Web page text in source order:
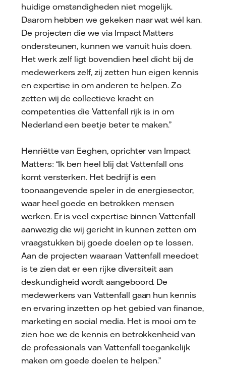
huidige omstandigheden niet mogelijk.
Daarom hebben we gekeken naar wat wél kan.
De projecten die we via Impact Matters
ondersteunen, kunnen we vanuit huis doen.
Het werk zelf ligt bovendien heel dicht bij de
medewerkers zelf, zij zetten hun eigen kennis
en expertise in om anderen te helpen. Zo
zetten wij de collectieve kracht en
competenties die Vattenfall rijk is in om
Nederland een beetje beter te maken.”
Henriëtte van Eeghen, oprichter van Impact
Matters: “Ik ben heel blij dat Vattenfall ons
komt versterken. Het bedrijf is een
toonaangevende speler in de energiesector,
waar heel goede en betrokken mensen
werken. Er is veel expertise binnen Vattenfall
aanwezig die wij gericht in kunnen zetten om
vraagstukken bij goede doelen op te lossen.
Aan de projecten waaraan Vattenfall meedoet
is te zien dat er een rijke diversiteit aan
deskundigheid wordt aangeboord. De
medewerkers van Vattenfall gaan hun kennis
en ervaring inzetten op het gebied van finance,
marketing en social media. Het is mooi om te
zien hoe we de kennis en betrokkenheid van
de professionals van Vattenfall toegankelijk
maken om goede doelen te helpen.”